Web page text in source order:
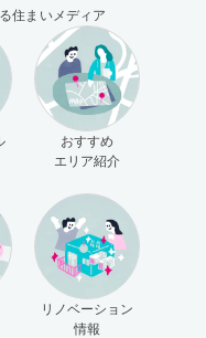
住まいメディア
おすすめ
エリア紹介
リノベーション
情報